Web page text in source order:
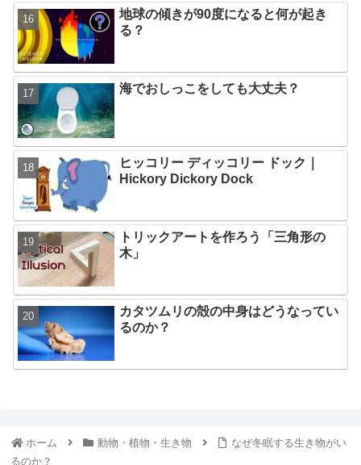
地球の傾きが90度になると何が起き
る？
海でおしっこをしても大丈夫？
ヒッコリー ディッコリー ドック｜
Hickory Dickory Dock
トリックアートを作ろう「三角形の
木」
カタツムリの殻の中身はどうなってい
るのか？
ホーム 動物・植物・生き物
なぜ冬眠する生き物がい
るのか？